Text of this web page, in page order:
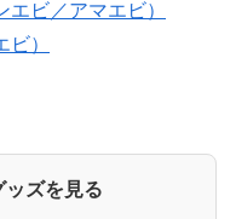
ビ／アマエビ）
）
ズを見る